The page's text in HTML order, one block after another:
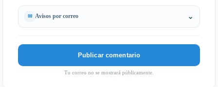
Avisos por correo
Tu correo no se mostrará públicamente.